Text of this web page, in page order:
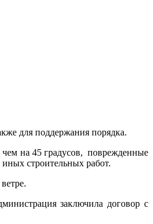
для поддержания порядка.
чем на 45 градусов, поврежденные
строительных работ.
заключила договор с